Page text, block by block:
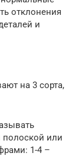
отклонения
и
на 3 сорта,
полоской или
1-4 –